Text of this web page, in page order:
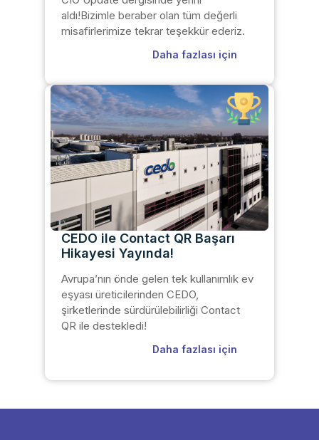
aldı!Bizimle beraber olan tüm değerli
misafirlerimize tekrar teşekkür ederiz.
Daha fazlası için
CEDO ile Contact QR Başarı
Hikayesi Yayında!
Avrupa’nın önde gelen tek kullanımlık ev
eşyası üreticilerinden CEDO,
şirketlerinde sürdürülebilirliği Contact
QR ile destekledi!
Daha fazlası için